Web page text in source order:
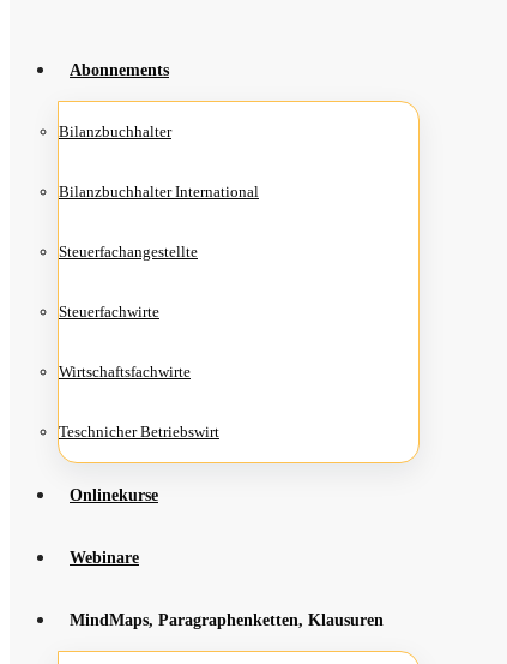
Abon­ne­ments
Bilanz­buch­hal­ter
Bilanz­buch­hal­ter International
Steu­er­fach­an­ge­stell­te
Steu­er­fach­wir­te
Wirt­schafts­fach­wir­te
Teschni­cher Betriebswirt
Online­kur­se
Web­i­na­re
Mind­Maps, Para­gra­phen­ket­ten, Klausuren